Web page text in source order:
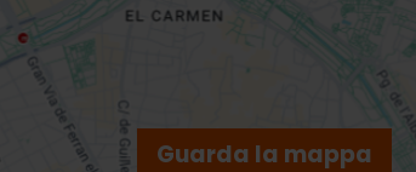
Guarda la mappa